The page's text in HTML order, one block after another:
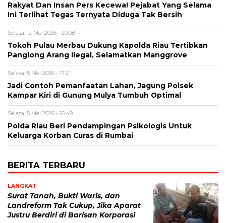
Rakyat Dan Insan Pers Kecewa! Pejabat Yang Selama
Ini Terlihat Tegas Ternyata Diduga Tak Bersih
Selasa, 12 Mei 2026 - 20:08
Tokoh Pulau Merbau Dukung Kapolda Riau Tertibkan
Panglong Arang Ilegal, Selamatkan Manggrove
Selasa, 5 Mei 2026 - 17:21
Jadi Contoh Pemanfaatan Lahan, Jagung Polsek
Kampar Kiri di Gunung Mulya Tumbuh Optimal
Selasa, 5 Mei 2026 - 16:49
Polda Riau Beri Pendampingan Psikologis Untuk
Keluarga Korban Curas di Rumbai
BERITA TERBARU
LANGKAT
Surat Tanah, Bukti Waris, dan
Landreform Tak Cukup, Jika Aparat
Justru Berdiri di Barisan Korporasi